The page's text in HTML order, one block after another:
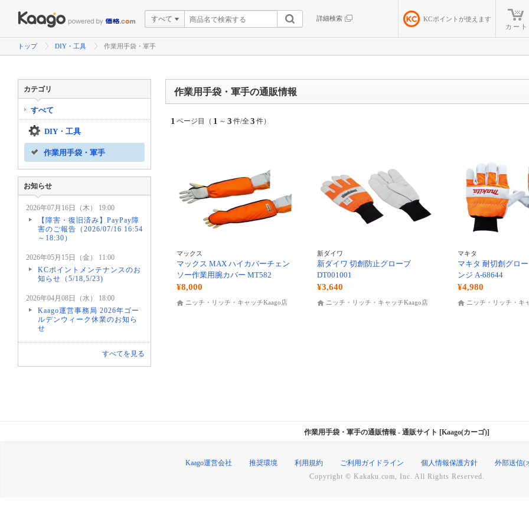
すべて 詳細検索 KCポイントが使えます
カート
トップ DIY・工具 作業用手袋・軍手
作業用手袋・軍手の通販情報
1 ページ目（ 1 ～ 3 件/全3 件）
マックス
マックス MAX ハイカバーチェン
ソー作業用腕カバー MT582
¥8,000
ニッチ・リッチ・キャッチKaago店
新ダイワ
新ダイワ 切創防止グローブ
DT001001
¥3,640
ニッチ・リッチ・キャッチKaago店
マキタ
マキタ 耐切創グロ
ンジ A-68644
¥4,980
ニッチ・リッチ・キ
カテゴリ
すべて
DIY・工具
作業用手袋・軍手
お知らせ
2026年07月16日（木） 19:00
【障害・復旧済み】PayPay障
害のご報告（2026/07/16 16:54
～18:30）
2026年05月15日（金） 11:00
KCポイントメンテナンスのお
知らせ（5/18,5/23)
2026年04月08日（水） 18:00
Kaago運営事務局 2026年ゴー
ルデンウィーク休業のお知ら
せ
すべてを見る
作業用手袋・軍手の通販情報 - 通販サイト [Kaago(カーゴ)]
Kaago運営会社 推奨環境 利用規約 ご利用ガイドライン 個人情報保護方針 外部送信(
Copyright © Kakaku.com, Inc. All Rights Reserved.